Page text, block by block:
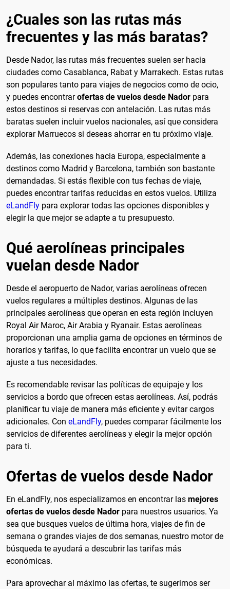
¿Cuales son las rutas más
frecuentes y las más baratas?
Desde Nador, las rutas más frecuentes suelen ser hacia
ciudades como Casablanca, Rabat y Marrakech. Estas rutas
son populares tanto para viajes de negocios como de ocio,
y puedes encontrarofertas de vuelos desde Nador para
estos destinos si reservas con antelación. Las rutas más
baratas suelen incluir vuelos nacionales, así que considera
explorar Marruecos si deseas ahorrar en tu próximo viaje.
Además, las conexiones hacia Europa, especialmente a
destinos como Madrid y Barcelona, también son bastante
demandadas. Si estás flexible con tus fechas de viaje,
puedes encontrar tarifas reducidas en estos vuelos. Utiliza
eLandFly para explorar todas las opciones disponibles y
elegir la que mejor se adapte a tu presupuesto.
Qué aerolíneas principales
vuelan desde Nador
Desde el aeropuerto de Nador, varias aerolíneas ofrecen
vuelos regulares a múltiples destinos. Algunas de las
principales aerolíneas que operan en esta región incluyen
Royal Air Maroc, Air Arabia y Ryanair. Estas aerolíneas
proporcionan una amplia gama de opciones en términos de
horarios y tarifas, lo que facilita encontrar un vuelo que se
ajuste a tus necesidades.
Es recomendable revisar las políticas de equipaje y los
servicios a bordo que ofrecen estas aerolíneas. Así, podrás
planificar tu viaje de manera más eficiente y evitar cargos
adicionales. Con eLandFly, puedes comparar fácilmente los
servicios de diferentes aerolíneas y elegir la mejor opción
para ti.
Ofertas de vuelos desde Nador
En eLandFly, nos especializamos en encontrar las mejores
ofertas de vuelos desde Nador para nuestros usuarios. Ya
sea que busques vuelos de última hora, viajes de fin de
semana o grandes viajes de dos semanas, nuestro motor de
búsqueda te ayudará a descubrir las tarifas más
económicas.
Para aprovechar al máximo las ofertas, te sugerimos ser